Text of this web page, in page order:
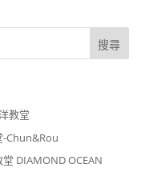
教堂
-Chun&Rou
DIAMOND OCEAN